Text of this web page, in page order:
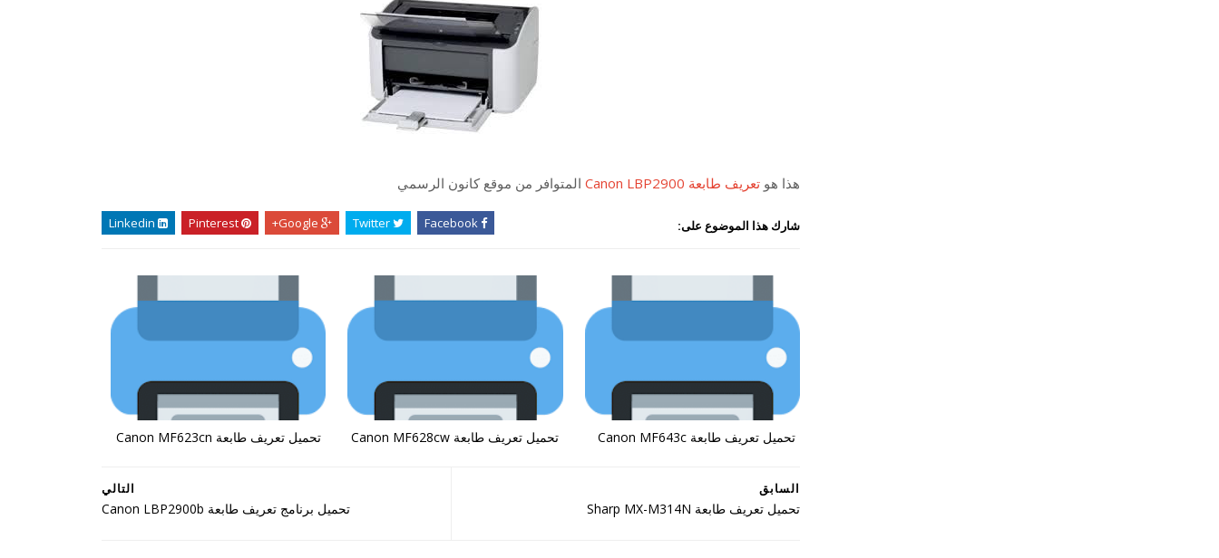
هذا هو تعريف طابعة Canon LBP2900 المتوافر من موقع كانون الرسمي
شارك هذا الموضوع على:
تحميل تعريف طابعة Canon MF643c تحميل تعريف طابعة Canon MF628cw تحميل تعريف طابعة Canon MF623cn
التالي
تحميل برنامج تعريف طابعة Canon LBP2900b
السابق
تحميل تعريف طابعة Sharp MX-M314N